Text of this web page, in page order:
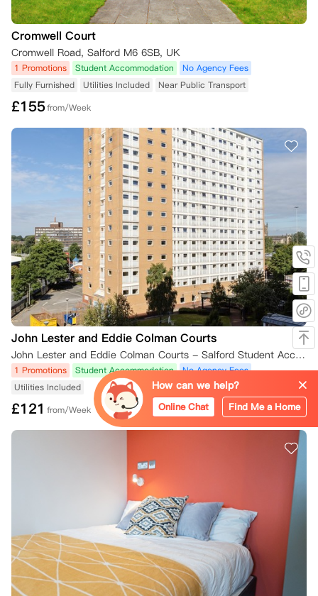
样做，公寓可能还要求您签订另一种形式的租赁协议，详见租赁协议第2.
4(v)条。
如果您已签订租赁协议，但随后在租赁开始日期后的2周内未能领取钥
匙，iQ学生公寓保留以下权利：(a) 取消您的预订并终止租赁协议；(b) 重
新出租您的房间。在此情况下，您支付的任何租金（包括任何已分配用于
首次租金支付的预订费）将不予退还，以弥补因房间空置对公寓造成的任
何损失。本条规定优先于租赁协议中的任何规定。
如果您的预订在此类情况下被取消，您已支付的任何预订费将被iQ保留。
二、 您取消预订（在领取钥匙前或租赁开始日期前）
•   未签订租赁协议：如果您未签订租赁协议，且截止日期已过，您希望
取消预订，则您已支付的任何预订费（如果您已支付）将被iQ保留。
•   已签订租赁协议：如果您已签订租赁协议并希望取消预订，您仍需承
担租赁协议规定的合同义务。除非您能提供证据证明您符合以下任一条
件，且尚未领取钥匙，或您的租赁开始日期尚未开始，并在下述规定时限
内提供所需证明，否则您不得取消预订：
    1.  您在8月1日之前通知公寓您打算取消预订；或者，如果您的租赁开
始日期不在九月，则至少在您的租赁开始日期前28天通知；
    2.  您的英国签证申请被拒；
    3.  您未获得首选大学录取所需的资格；或
    4.  您推迟入学。
若根据本条款提供令公寓合理满意的证明，您将有权取消预订，并且自取
消之日起，您将无需承担租赁协议规定的合同义务。
所有取消通知必须通过iQ应用程序或在线居民门户中您iQ账户内的“取消
我的预订”按钮提交，或发送电子邮件至 Hello@iqstudentaccommodati
如果取消原因不属于上述列出的四种情况之一（例如，您改变了主意、预
订了其他住宿、自愿撤回大学入学申请等），您仍需承担全部合同租金，
除非并且直到为您的住宿找到替代租客。您有责任寻找符合条件的替代租
客，但现场工作人员将尽可能提供协助。
如果您希望取消预订并找到了替代租客，经公寓同意，您将可免除租赁协
议规定的合同义务。一旦新的替代租客签署了他们的租赁协议并支付了应
付租金，您多付的租金将在28天内退还给您。请注意，所有租约均于周
Cromwell Court
Cromwell Road, Salford M6 6SB, UK
1 Promotions Student Accommodation
No Agency Fees
Fully Furnished
Utilities Included Near Public Transport
£155from/Week
John Lester and Eddie Colman Courts
John Lester and Eddie Colman Courts - Salford Student Accommodation, Meyrick Road, Salford M6 5HE, UK
1 Promotions Student Accommodation
No Agency Fees
Utilities Included
£121 from/Week
How can we help?
Online Chat Find Me a Home